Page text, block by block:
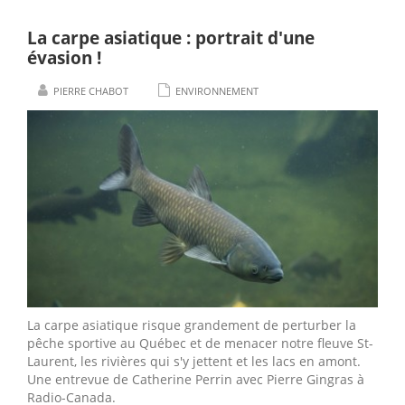
La carpe asiatique : portrait d'une
évasion !
PIERRE CHABOT ENVIRONNEMENT
La carpe asiatique risque grandement de perturber la
pêche sportive au Québec et de menacer notre fleuve St-
Laurent, les rivières qui s'y jettent et les lacs en amont.
Une entrevue de Catherine Perrin avec Pierre Gingras à
Radio-Canada.